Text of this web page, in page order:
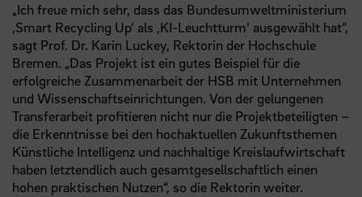
„Ich freue mich sehr, dass das Bundesumweltministerium
‚Smart Recycling Up‘ als ‚KI-Leuchtturm‘ ausgewählt hat“,
sagt Prof. Dr. Karin Luckey, Rektorin der Hochschule
Bremen. „Das Projekt ist ein gutes Beispiel für die
erfolgreiche Zusammenarbeit der HSB mit Unternehmen
und Wissenschaftseinrichtungen. Von der gelungenen
Transferarbeit profitieren nicht nur die Projektbeteiligten –
die Erkenntnisse bei den hochaktuellen Zukunftsthemen
Künstliche Intelligenz und nachhaltige Kreislaufwirtschaft
haben letztendlich auch gesamtgesellschaftlich einen
hohen praktischen Nutzen“, so die Rektorin weiter.